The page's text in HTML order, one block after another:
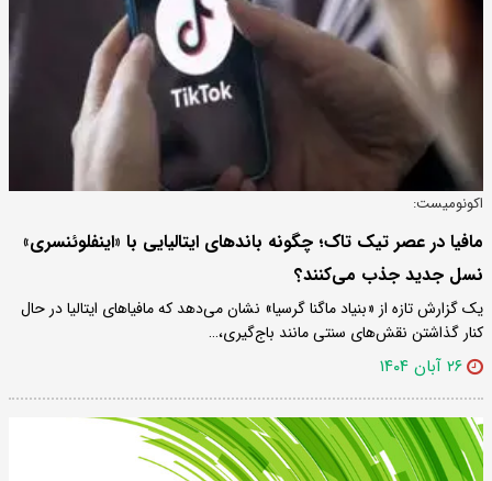
اکونومیست:
مافیا در عصر تیک تاک؛ چگونه باندهای ایتالیایی با «اینفلوئنسری»
نسل جدید جذب می‌کنند؟
یک گزارش تازه از «بنیاد ماگنا گرسیا» نشان می‌دهد که مافیاهای ایتالیا در حال
کنار گذاشتن نقش‌های سنتی مانند باج‌گیری،…
۲۶ آبان ۱۴۰۴